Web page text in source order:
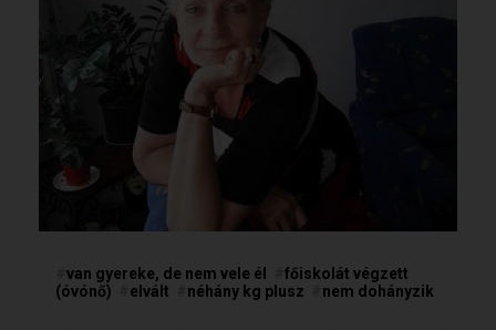
van gyereke, de nem vele él
főiskolát végzett
(óvónő)
elvált néhány kg plusz nem dohányzik